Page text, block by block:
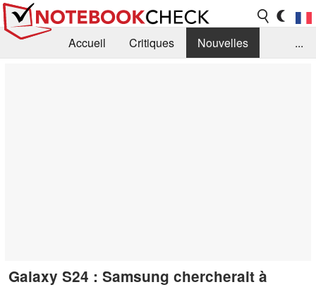
Accueil Critiques
Nouvelles
...
Galaxy S24 : Samsung chercherait à